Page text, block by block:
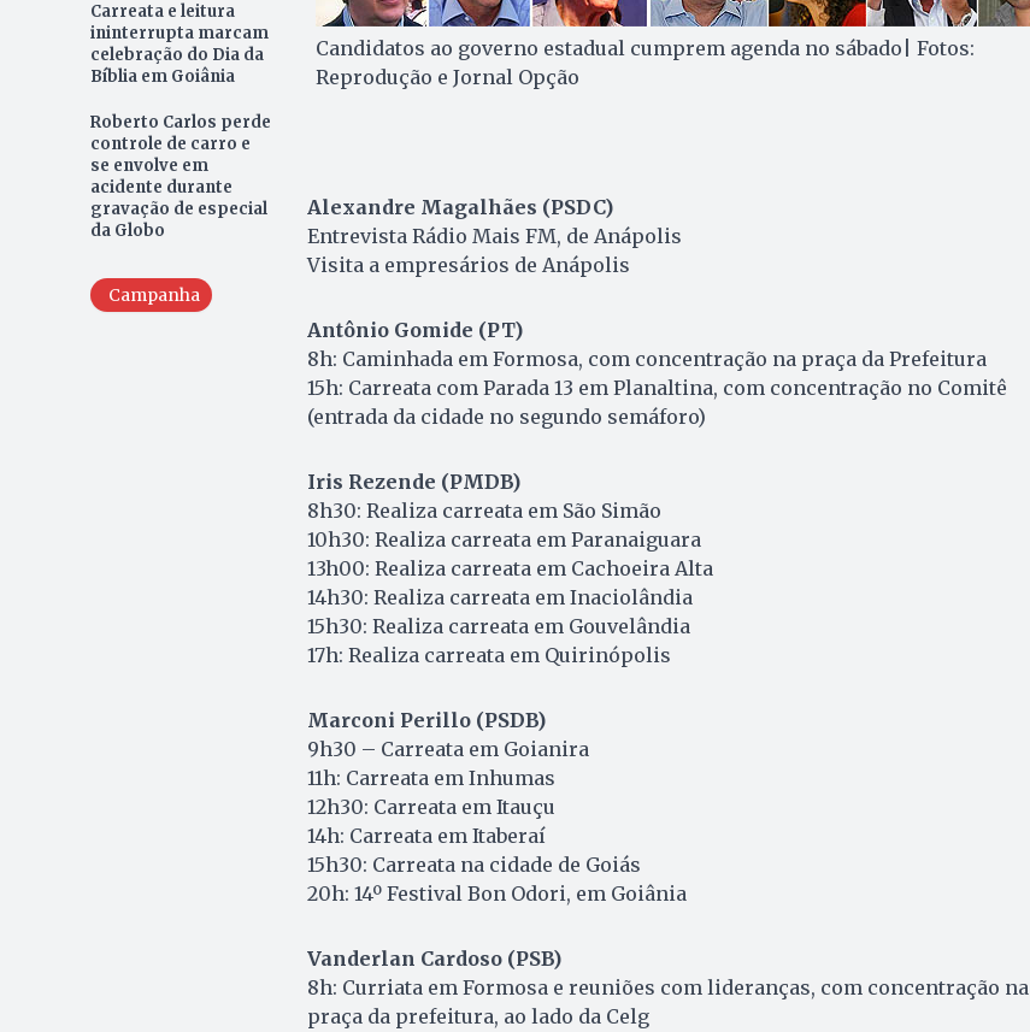
Carreata e leitura
ininterrupta marcam
celebração do Dia da
Bíblia em Goiânia
Roberto Carlos perde
controle de carro e
se envolve em
acidente durante
gravação de especial
da Globo
Campanha
Candidatos ao governo estadual cumprem agenda no sábado| Fotos:
Reprodução e Jornal Opção
Alexandre Magalhães (PSDC)
Entrevista Rádio Mais FM, de Anápolis
Visita a empresários de Anápolis
Antônio Gomide (PT)
8h: Caminhada em Formosa, com concentração na praça da Prefeitura
15h: Carreata com Parada 13 em Planaltina, com concentração no Comitê
(entrada da cidade no segundo semáforo)
Iris Rezende (PMDB)
8h30: Realiza carreata em São Simão
10h30: Realiza carreata em Paranaiguara
13h00: Realiza carreata em Cachoeira Alta
14h30: Realiza carreata em Inaciolândia
15h30: Realiza carreata em Gouvelândia
17h: Realiza carreata em Quirinópolis
Marconi Perillo (PSDB)
9h30 – Carreata em Goianira
11h: Carreata em Inhumas
12h30: Carreata em Itauçu
14h: Carreata em Itaberaí
15h30: Carreata na cidade de Goiás
20h: 14º Festival Bon Odori, em Goiânia
Vanderlan Cardoso (PSB)
8h: Curriata em Formosa e reuniões com lideranças, com concentração na
praça da prefeitura, ao lado da Celg